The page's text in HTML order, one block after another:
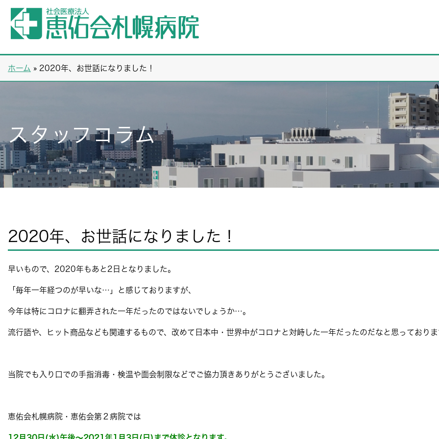
ホーム » 2020年、お世話になりました！
スタッフコラム
2020年、お世話になりました！
早いもので、2020年もあと2日となりました。
「毎年一年経つのが早いな…」と感じておりますが、
今年は特にコロナに翻弄された一年だったのではないでしょうか…。
流行語や、ヒット商品なども関連するもので、改めて日本中・世界中がコロナと対峙した一年だったのだなと思っておりま
当院でも入り口での手指消毒・検温や面会制限などでご協力頂きありがとうございました。
恵佑会札幌病院・恵佑会第２病院では